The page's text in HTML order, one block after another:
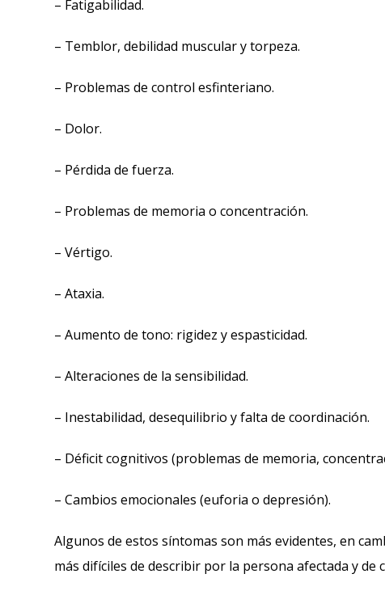
– Fatigabilidad.
– Temblor, debilidad muscular y torpeza.
– Problemas de control esfinteriano.
– Dolor.
– Pérdida de fuerza.
– Problemas de memoria o concentración.
– Vértigo.
– Ataxia.
– Aumento de tono: rigidez y espasticidad.
– Alteraciones de la sensibilidad.
– Inestabilidad, desequilibrio y falta de coordinación.
– Déficit cognitivos (problemas de memoria,
– Cambios emocionales (euforia o depresión).
Algunos de estos síntomas son más evidentes, en
más difíciles de describir por la persona afectada y